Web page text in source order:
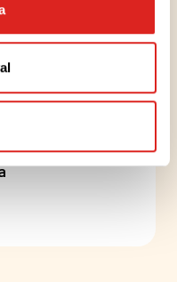
käyttö nähdään